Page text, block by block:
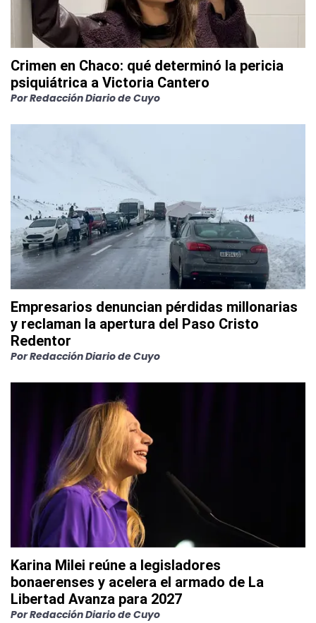
Crimen en Chaco: qué determinó la pericia
psiquiátrica a Victoria Cantero
PorRedacción Diario de Cuyo
Empresarios denuncian pérdidas millonarias
y reclaman la apertura del Paso Cristo
Redentor
PorRedacción Diario de Cuyo
Karina Milei reúne a legisladores
bonaerenses y acelera el armado de La
Libertad Avanza para 2027
PorRedacción Diario de Cuyo